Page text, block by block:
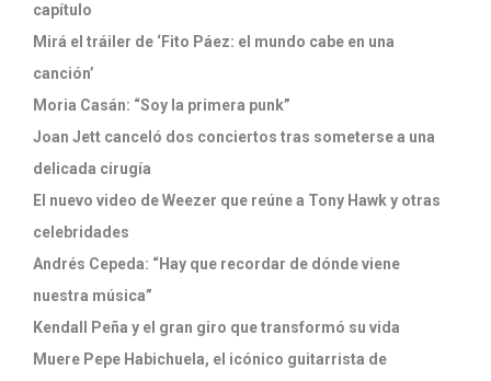
capítulo
Mirá el tráiler de ‘Fito Páez: el mundo cabe en una
canción’
Moria Casán: “Soy la primera punk”
Joan Jett canceló dos conciertos tras someterse a una
delicada cirugía
El nuevo video de Weezer que reúne a Tony Hawk y otras
celebridades
Andrés Cepeda: “Hay que recordar de dónde viene
nuestra música”
Kendall Peña y el gran giro que transformó su vida
Muere Pepe Habichuela, el icónico guitarrista de